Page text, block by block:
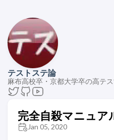
テストステ論
麻布高校卒・京都大学卒の高テ
完全自殺マニュア
Jan 05, 2020